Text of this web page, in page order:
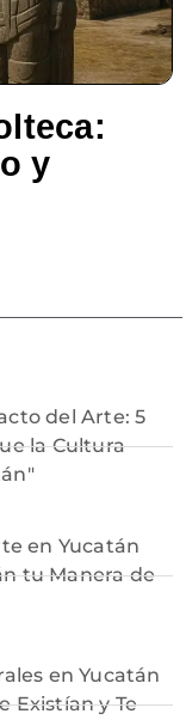
y
del Arte: 5
la Cultura
en Yucatán
tu Manera de
en Yucatán
Existían y Te